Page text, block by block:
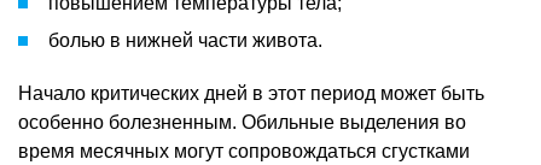
болью в нижней части живота.
Начало критических дней в этот период может быть
особенно болезненным. Обильные выделения во
время месячных могут сопровождаться сгустками